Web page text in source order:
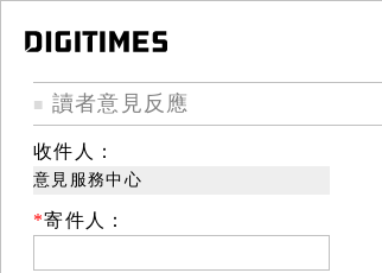
■ 讀者意見反應
收件人：
意見服務中心
*寄件人：